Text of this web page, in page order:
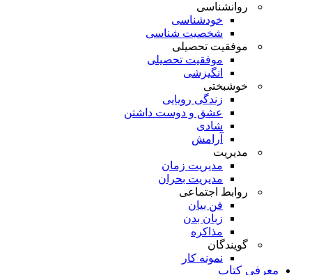
روانشناسی
خودشناسی
شخصیت شناسی
موفقیت تحصیلی
موفقیت تحصیلی
انگیزشی
خوشبختی
زندگی رویایی
عشق و دوست داشتن
شادی
آرامش
مدیریت
مدیریت زمان
مدیریت بحران
روابط اجتماعی
فن بیان
زبان بدن
مذاکره
گویندگان
نمونه کار
معرفی کتاب